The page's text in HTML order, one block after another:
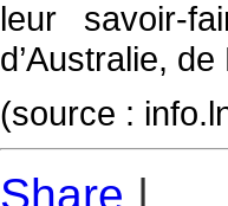
leur savoir-
d’Australie,
(source :
Share |